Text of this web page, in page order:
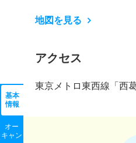
基本
情報
オー
キャン
地図を見る
アクセス
東京メトロ東西線「西